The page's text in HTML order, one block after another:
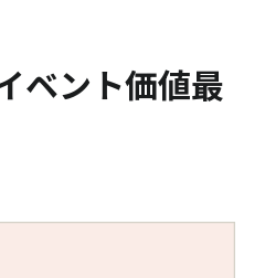
ベント価値最